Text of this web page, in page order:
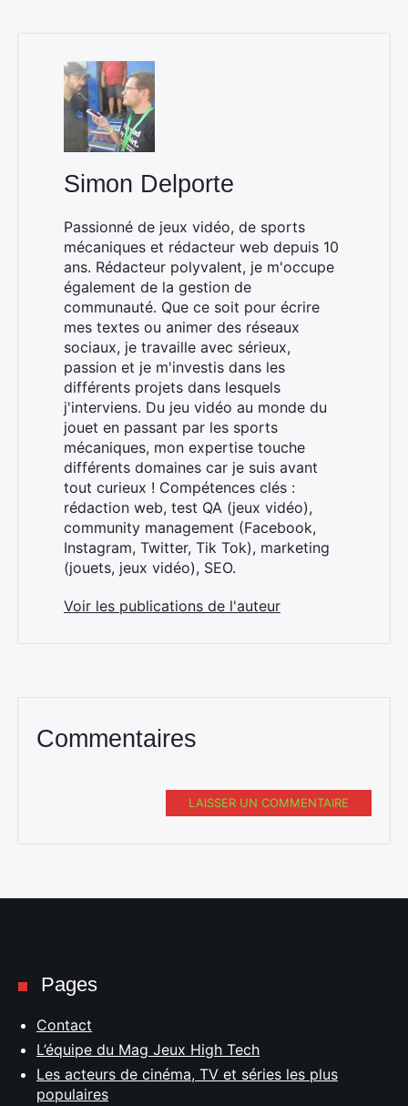
Simon Delporte
Passionné de jeux vidéo, de sports
mécaniques et rédacteur web depuis 10
ans. Rédacteur polyvalent, je m'occupe
également de la gestion de
communauté. Que ce soit pour écrire
mes textes ou animer des réseaux
sociaux, je travaille avec sérieux,
passion et je m'investis dans les
différents projets dans lesquels
j'interviens. Du jeu vidéo au monde du
jouet en passant par les sports
mécaniques, mon expertise touche
différents domaines car je suis avant
tout curieux ! Compétences clés :
rédaction web, test QA (jeux vidéo),
community management (Facebook,
Instagram, Twitter, Tik Tok), marketing
(jouets, jeux vidéo), SEO.
Voir les publications de l'auteur
Commentaires
LAISSER UN COMMENTAIRE
Pages
Contact
L’équipe du Mag Jeux High Tech
Les acteurs de cinéma, TV et séries les plus
populaires